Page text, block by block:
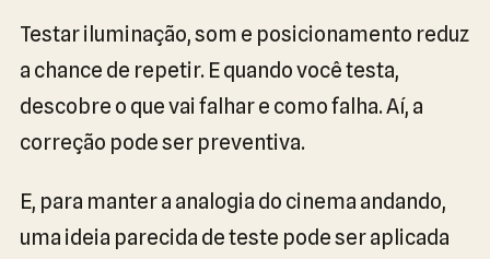
Testar iluminação, som e posicionamento reduz
a chance de repetir. E quando você testa,
descobre o que vai falhar e como falha. Aí, a
correção pode ser preventiva.
E, para manter a analogia do cinema andando,
uma ideia parecida de teste pode ser aplicada